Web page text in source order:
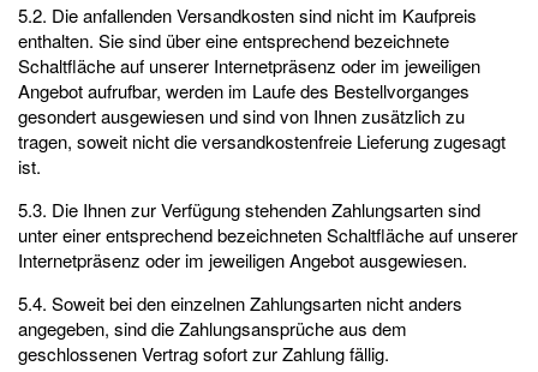
5.2. Die anfallenden Versandkosten sind nicht im Kaufpreis
enthalten. Sie sind über eine entsprechend bezeichnete
Schaltfläche auf unserer Internetpräsenz oder im jeweiligen
Angebot aufrufbar, werden im Laufe des Bestellvorganges
gesondert ausgewiesen und sind von Ihnen zusätzlich zu
tragen, soweit nicht die versandkostenfreie Lieferung zugesagt
ist.
5.3. Die Ihnen zur Verfügung stehenden Zahlungsarten sind
unter einer entsprechend bezeichneten Schaltfläche auf unserer
Internetpräsenz oder im jeweiligen Angebot ausgewiesen.
5.4. Soweit bei den einzelnen Zahlungsarten nicht anders
angegeben, sind die Zahlungsansprüche aus dem
geschlossenen Vertrag sofort zur Zahlung fällig.